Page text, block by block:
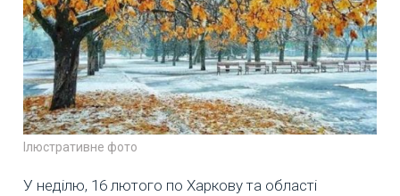
Ілюстративне фото
У неділю, 16 лютого по Харкову та області